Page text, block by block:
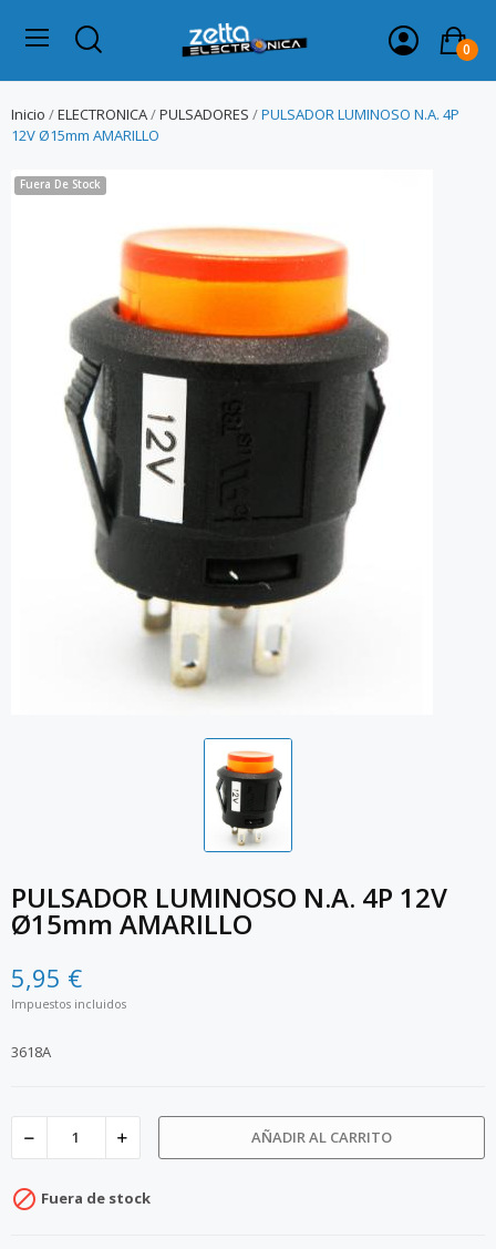
0
Inicio ELECTRONICA PULSADORES
PULSADOR LUMINOSO N.A. 4P
12V Ø15mm AMARILLO
Fuera De Stock
PULSADOR LUMINOSO N.A. 4P 12V
Ø15mm AMARILLO
5,95 €
Impuestos incluidos
3618A
AÑADIR AL CARRITO
 Fuera de stock